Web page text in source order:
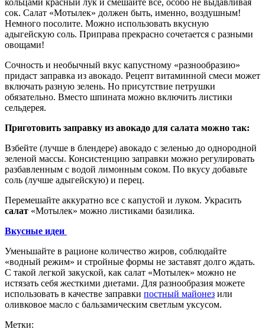
сок. Салат «Мотылек» должен быть, именно, воздушным!
Немного посолите. Можно использовать вкусную
адыгейскую соль. Приправа прекрасно сочетается с разными
овощами!
Сочность и необычный вкус капустному «разнообразию»
придаст заправка из авокадо. Рецепт витаминной смеси может
включать разную зелень. Но присутствие петрушки
обязательно. Вместо шпината можно включить листики
сельдерея.
Приготовить заправку из авокадо для салата можно так:
Взбейте (лучше в блендере) авокадо с зеленью до однородной
зеленой массы. Консистенцию заправки можно регулировать
разбавленным с водой лимонным соком. По вкусу добавьте
соль (лучше адыгейскую) и перец.
Перемешайте аккуратно все с капустой и луком. Украсить
салат «Мотылек» можно листиками базилика.
Вкусные идеи
Уменьшайте в рационе количество жиров, соблюдайте
«водный режим» и стройные формы не заставят долго ждать.
С такой легкой закуской, как салат «Мотылек» можно не
истязать себя жесткими диетами. Для разнообразия можете
использовать в качестве заправки постный майонез или
оливковое масло с бальзамическим светлым уксусом.
Метки: